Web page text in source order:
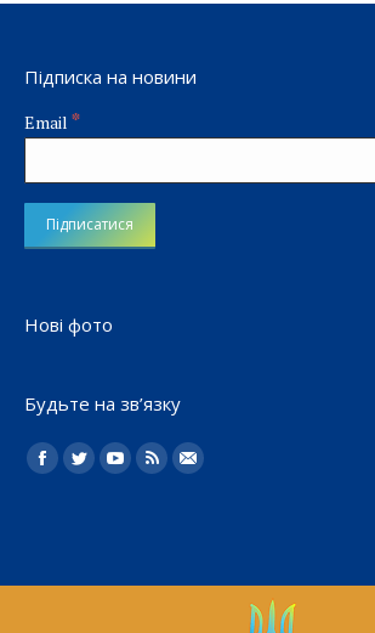
Підписка на новини
Email *
Нові фото
Будьте на зв’язку
Найдите нас:
Facebook
TwitterYouTube
Rss Електронна